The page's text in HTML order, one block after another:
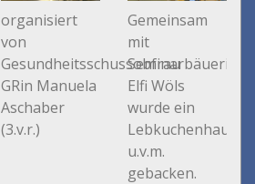
organisiert
von
Gesundheitsschussobfrau
GRin Manuela
Aschaber
(3.v.r.)
Gemeinsam
mit
Seminarbäuerin
Elfi Wöls
wurde ein
Lebkuchenhaus,
u.v.m.
gebacken.